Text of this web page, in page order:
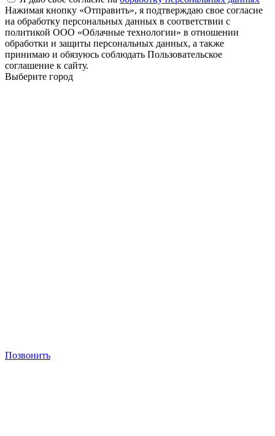
Нажимая кнопку «Отправить», я подтверждаю свое согласие
на обработку персональных данных в соответствии с
политикой ООО «Облачные технологии» в отношении
обработки и защиты персональных данных, а также
принимаю и обязуюсь соблюдать Пользовательское
соглашение к сайту.
Выберите город
Позвонить